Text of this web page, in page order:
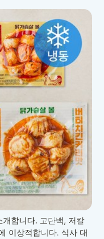
합니다. 고단백, 저칼
이상적합니다. 식사 대